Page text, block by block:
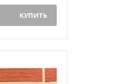
КУПИТЬ